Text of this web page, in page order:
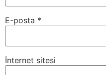
E-posta *
İnternet sitesi